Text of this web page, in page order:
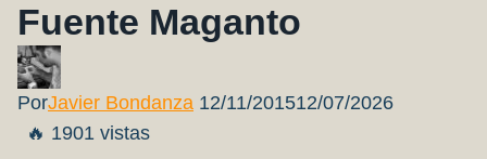
Fuente Maganto
PorJavier Bondanza 12/11/201512/07/2026
🔥 1901 vistas